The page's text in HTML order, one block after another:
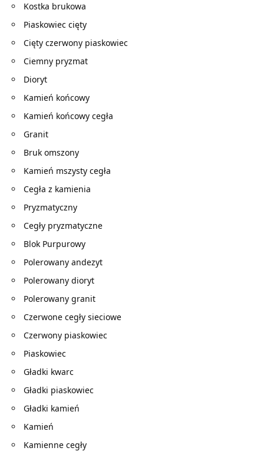
Kostka brukowa
Piaskowiec cięty
Cięty czerwony piaskowiec
Ciemny pryzmat
Dioryt
Kamień końcowy
Kamień końcowy cegła
Granit
Bruk omszony
Kamień mszysty cegła
Cegła z kamienia
Pryzmatyczny
Cegły pryzmatyczne
Blok Purpurowy
Polerowany andezyt
Polerowany dioryt
Polerowany granit
Czerwone cegły sieciowe
Czerwony piaskowiec
Piaskowiec
Gładki kwarc
Gładki piaskowiec
Gładki kamień
Kamień
Kamienne cegły